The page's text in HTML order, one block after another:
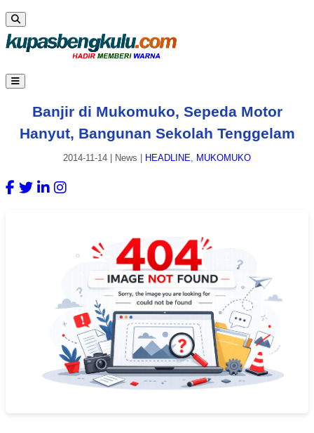
Banjir di Mukomuko, Sepeda Motor
Hanyut, Bangunan Sekolah Tenggelam
2014-11-14 News HEADLINE, MUKOMUKO